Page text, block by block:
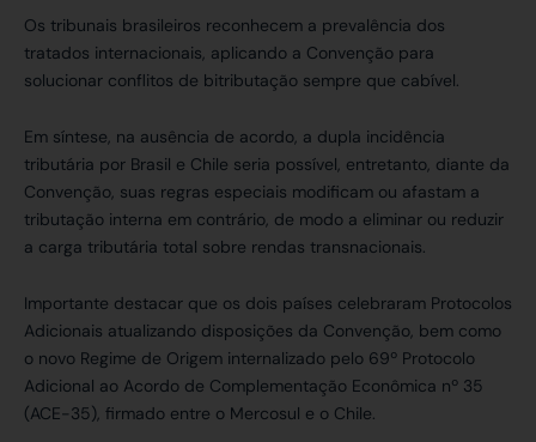
Os tribunais brasileiros reconhecem a prevalência dos
tratados internacionais, aplicando a Convenção para
solucionar conflitos de bitributação sempre que cabível.
Em síntese, na ausência de acordo, a dupla incidência
tributária por Brasil e Chile seria possível, entretanto, diante da
Convenção, suas regras especiais modificam ou afastam a
tributação interna em contrário, de modo a eliminar ou reduzir
a carga tributária total sobre rendas transnacionais.
Importante destacar que os dois países celebraram Protocolos
Adicionais atualizando disposições da Convenção, bem como
o novo Regime de Origem internalizado pelo 69º Protocolo
Adicional ao Acordo de Complementação Econômica nº 35
(ACE-35), firmado entre o Mercosul e o Chile.